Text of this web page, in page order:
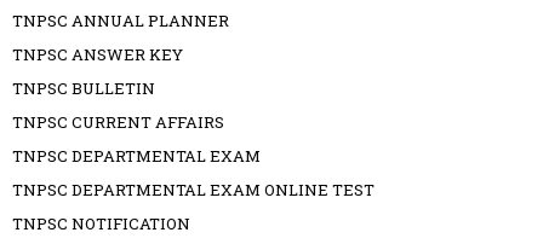
TNPSC ANNUAL PLANNER
TNPSC ANSWER KEY
TNPSC BULLETIN
TNPSC CURRENT AFFAIRS
TNPSC DEPARTMENTAL EXAM
TNPSC DEPARTMENTAL EXAM ONLINE TEST
TNPSC NOTIFICATION